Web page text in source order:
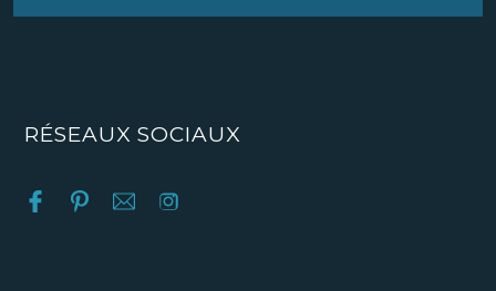
RÉSEAUX SOCIAUX